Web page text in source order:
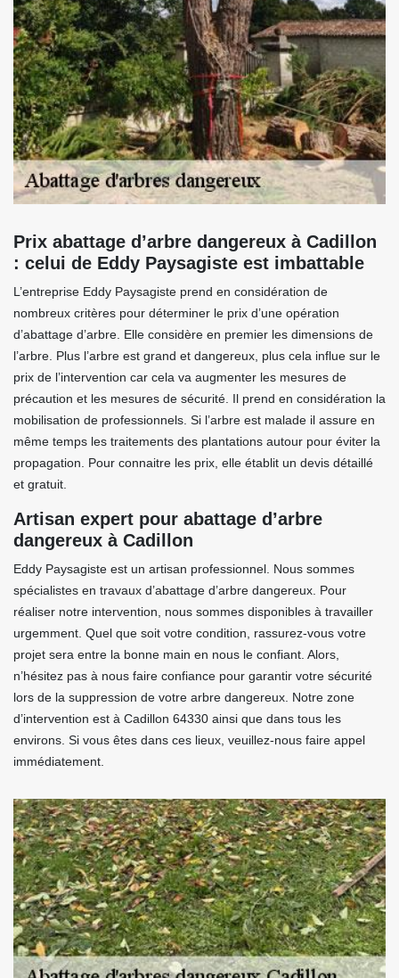
Prix abattage d’arbre dangereux à Cadillon
: celui de Eddy Paysagiste est imbattable
L’entreprise Eddy Paysagiste prend en considération de
nombreux critères pour déterminer le prix d’une opération
d’abattage d’arbre. Elle considère en premier les dimensions de
l’arbre. Plus l’arbre est grand et dangereux, plus cela influe sur le
prix de l’intervention car cela va augmenter les mesures de
précaution et les mesures de sécurité. Il prend en considération la
mobilisation de professionnels. Si l’arbre est malade il assure en
même temps les traitements des plantations autour pour éviter la
propagation. Pour connaitre les prix, elle établit un devis détaillé
et gratuit.
Artisan expert pour abattage d’arbre
dangereux à Cadillon
Eddy Paysagiste est un artisan professionnel. Nous sommes
spécialistes en travaux d’abattage d’arbre dangereux. Pour
réaliser notre intervention, nous sommes disponibles à travailler
urgemment. Quel que soit votre condition, rassurez-vous votre
projet sera entre la bonne main en nous le confiant. Alors,
n’hésitez pas à nous faire confiance pour garantir votre sécurité
lors de la suppression de votre arbre dangereux. Notre zone
d’intervention est à Cadillon 64330 ainsi que dans tous les
environs. Si vous êtes dans ces lieux, veuillez-nous faire appel
immédiatement.